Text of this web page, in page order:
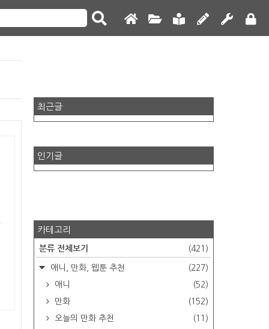
최근글
인기글
카테고리
분류 전체보기 (421)
애니, 만화, 웹툰 추천
(227)
애니
(52)
만화
(152)
오늘의 만화 추천
(11)